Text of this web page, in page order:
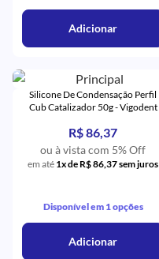
Adicionar
Silicone De Condensação Perfil
Cub Catalizador 50g - Vigodent
R$ 86,37
ou à vista com 5% Off
em até 1x de R$ 86,37 sem juros
Disponível em 1 opções
Adicionar